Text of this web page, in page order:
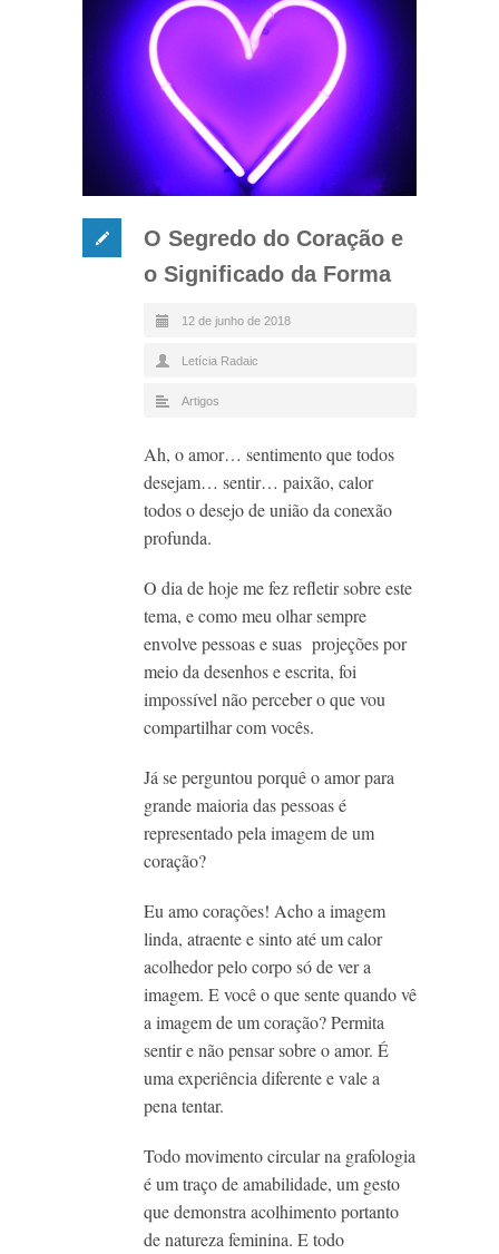
O Segredo do Coração e
o Significado da Forma
12 de junho de 2018
Letícia Radaic
Artigos
Ah, o amor… sentimento que todos
desejam… sentir… paixão, calor
todos o desejo de união da conexão
profunda.
O dia de hoje me fez refletir sobre este
tema, e como meu olhar sempre
envolve pessoas e suas projeções por
meio da desenhos e escrita, foi
impossível não perceber o que vou
compartilhar com vocês.
Já se perguntou porquê o amor para
grande maioria das pessoas é
representado pela imagem de um
coração?
Eu amo corações! Acho a imagem
linda, atraente e sinto até um calor
acolhedor pelo corpo só de ver a
imagem. E você o que sente quando vê
a imagem de um coração? Permita
sentir e não pensar sobre o amor. É
uma experiência diferente e vale a
pena tentar.
Todo movimento circular na grafologia
é um traço de amabilidade, um gesto
que demonstra acolhimento portanto
de natureza feminina. E todo